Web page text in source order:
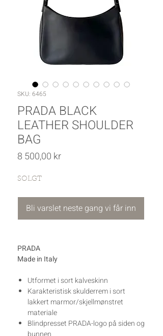
SKU: 6465
PRADA BLACK
LEATHER SHOULDER
BAG
8 500,00 krPris
SOLGT
Bli varslet neste gang vi får inn
PRADA
Made in Italy
Utformet i sort kalveskinn
Karakteristiskskulderrem i sort
lakkert marmor/skjellmønstret
materiale
Blindpresset PRADA-logo på siden og